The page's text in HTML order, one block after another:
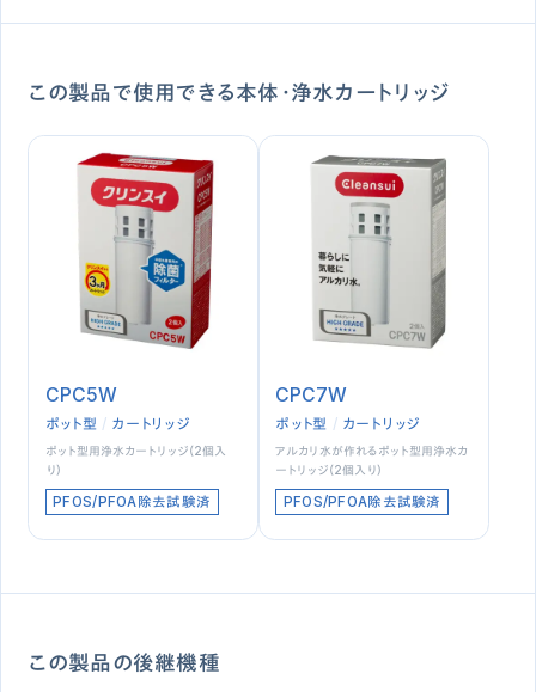
この製品で使用できる本体・浄水カートリッジ
CPC5W
ポット型 カートリッジ
ポット型用浄水カートリッジ（2個入
り）
PFOS/PFOA除去試験済
CPC7W
ポット型 カートリッジ
アルカリ水が作れるポット型用浄水カ
ートリッジ（2個入り）
PFOS/PFOA除去試験済
この製品の後継機種